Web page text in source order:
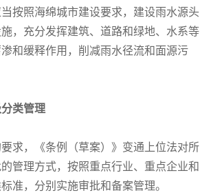
按照海绵城市建设要求，建设雨水源头
，充分发挥建筑、道路和绿地、水系等
和缓释作用，削减雨水径流和面源污
类管理
求，《条例（草案）》变通上位法对所
管理方式，按照重点行业、重点企业和
准，分别实施审批和备案管理。